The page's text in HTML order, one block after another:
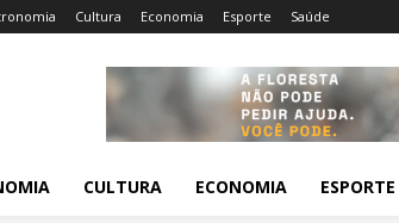
Cultura Economia Esporte Saúde
CULTURA ECONOMIA ESPORTE